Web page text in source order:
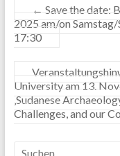
← Save the date:
2025 am/on
17:30
University am 13.
‚Sudanese
Challenges, and our